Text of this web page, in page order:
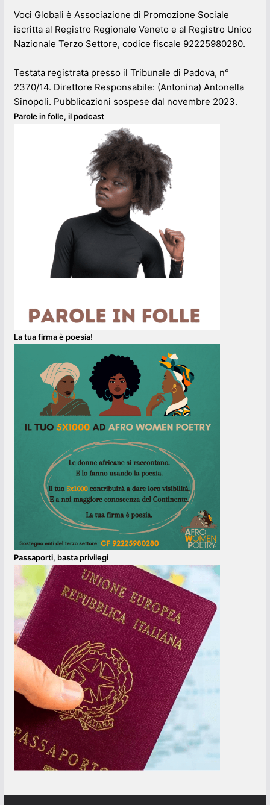
Voci Globali è Associazione di Promozione Sociale
iscritta al Registro Regionale Veneto e al Registro Unico
Nazionale Terzo Settore, codice fiscale 92225980280.
Testata registrata presso il Tribunale di Padova, n°
2370/14. Direttore Responsabile: (Antonina) Antonella
Sinopoli. Pubblicazioni sospese dal novembre 2023.
Parole in folle, il podcast
La tua firma è poesia!
Passaporti, basta privilegi